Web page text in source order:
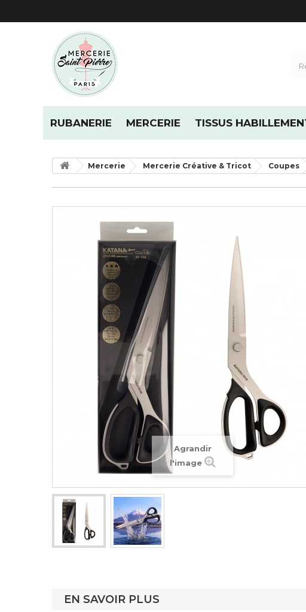
RUBANERIE MERCERIE TISSUS
Mercerie Mercerie Créative & Tricot Coupes
Agrandir
l'image
EN SAVOIR PLUS